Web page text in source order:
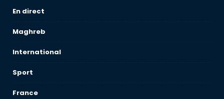
En direct
Maghreb
International
Sport
France